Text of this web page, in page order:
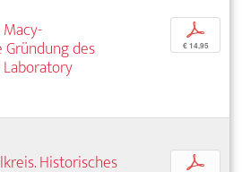
des
p
€ 14,95
Historisches
p